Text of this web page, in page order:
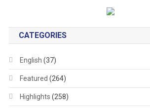
CATEGORIES
English (37)
Featured (264)
Highlights (258)